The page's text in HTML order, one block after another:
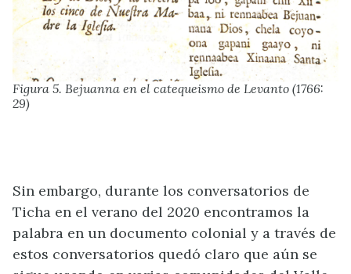
Figura 5. Bejuanna en el catequeismo de Levanto (1766:
29)
Sin embargo, durante los conversatorios de
Ticha en el verano del 2020 encontramos la
palabra en un documento colonial y a través de
estos conversatorios quedó claro que aún se